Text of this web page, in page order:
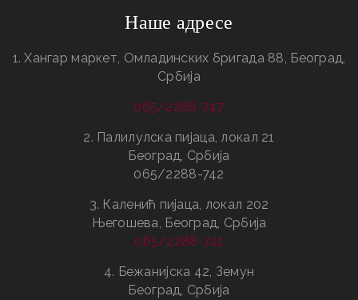
Наше адресе
1. Хангар маркет, Омладинских бригада 88, Београд,
Србија
065/2288-747
2. Палилулска пијаца, локал 21
Београд, Србија
065/2288-742
3. Каленић пијаца, локал 202
Његошева, Београд, Србија
065/2288-741
4. Бежанијска 42, Земун
Београд, Србија